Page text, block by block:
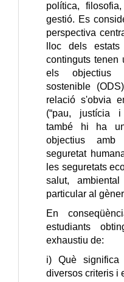
política,
gestió. Es
perspectiva
lloc dels
continguts tenen
els objectius
sostenible
relació s'obvia
(“pau, justícia i
també hi ha
objectius
seguretat
les seguretats
salut,
particular al
En
estudiants
exhaustiu de:
i) Què
diversos criteris i